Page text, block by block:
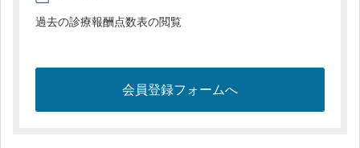
過去の診療報酬点数表の閲覧
会員登録フォームへ